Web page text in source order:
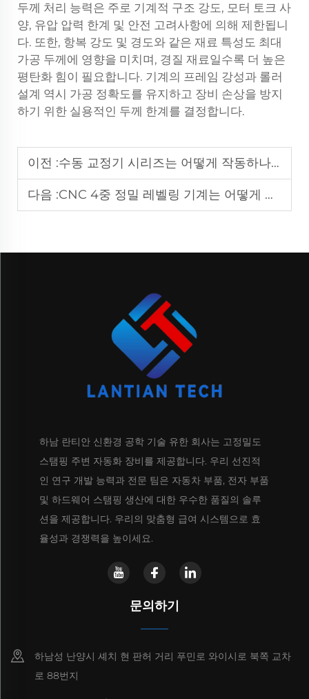
두께 처리 능력은 주로 기계적 구조 강도, 모터 토크 사
양, 유압 압력 한계 및 안전 고려사항에 의해 제한됩니
다. 또한, 항복 강도 및 경도와 같은 재료 특성도 최대
가공 두께에 영향을 미치며, 경질 재료일수록 더 높은
평탄화 힘이 필요합니다. 기계의 프레임 강성과 롤러
설계 역시 가공 정확도를 유지하고 장비 손상을 방지
하기 위한 실용적인 두께 한계를 결정합니다.
이전 :수동 교정기 시리즈는 어떻게 작동하나요?
다음 :CNC 4중 정밀 레벨링 기계는 어떻게 판의 평탄도를 향상시키는가
하남 란티안 신환경 공학 기술 유한 회사는 고정밀도
스탬핑 주변 자동화 장비를 제공합니다. 우리 선진적
인 연구 개발 능력과 전문 팀은 자동차 부품, 전자 부품
및 하드웨어 스탬핑 생산에 대한 우수한 품질의 솔루
션을 제공합니다. 우리의 맞춤형 급여 시스템으로 효
율성과 경쟁력을 높이세요.
문의하기
하남성 난양시 셰치 현 판허 거리 푸민로 와이시로 북쪽 교차
로 88번지